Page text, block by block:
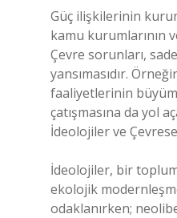
Güç ilişkilerinin
kamu kurumlarının
Çevre sorunları,
yansımasıdır.
faaliyetlerinin
çatışmasına da yol
İdeolojiler ve
İdeolojiler, bir
ekolojik
odaklanırken;